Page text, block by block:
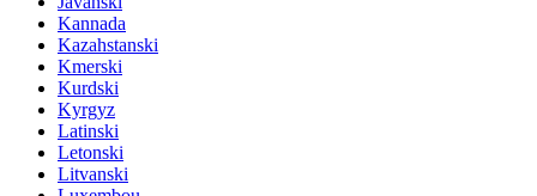
Kannada
Kazahstanski
Kmerski
Kurdski
Kyrgyz
Latinski
Letonski
Litvanski